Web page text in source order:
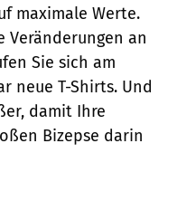
maximale Werte.
Veränderungen an
Sie sich am
neue T-Shirts. Und
damit Ihre
Bizepse darin